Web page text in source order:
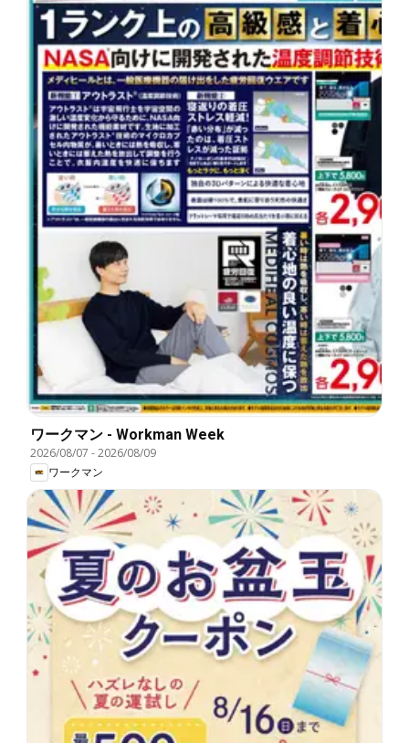
ワークマン - Workman Week
2026/08/07 -2026/08/09
ワークマン